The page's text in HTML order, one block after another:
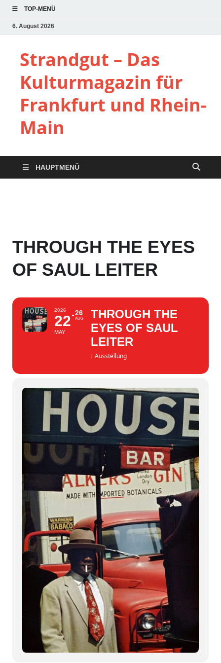
TOP-MENÜ
6. August 2026
Strandgut – Das
Kulturmagazin für
Frankfurt und Rhein-
Main
HAUPTMENÜ
THROUGH THE EYES
OF SAUL LEITER
2026
22
MAY
26
AUG
THROUGH THE
EYES OF SAUL
LEITER
: Ausstellung